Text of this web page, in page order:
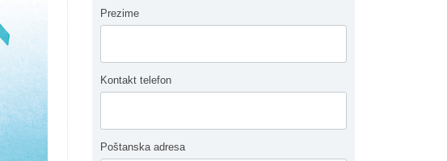
Prezime
Kontakt telefon
Poštanska adresa